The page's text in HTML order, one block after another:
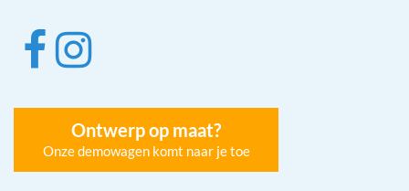
Ontwerp op maat?
Onze demowagen komt naar je toe